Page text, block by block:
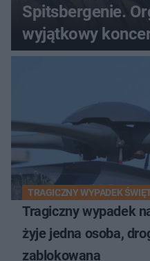
Spitsbergenie.
wyjątkowy
TRAGICZNY WYPADEK
Tragiczny wypadek
żyje jedna osoba,
zablokowana